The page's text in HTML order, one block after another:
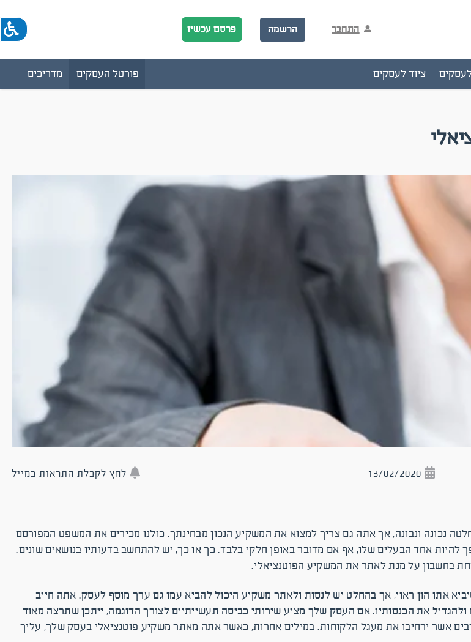
התחבר הרשמה פרסם עכשיו
ציוד לעסקים מדריכים פורטל העסקים
13/02/2020 לחץ לקבלת התראות במייל
נכונה ונבונה, אך אתה גם צריך למצוא את המשקיע הנכון מבחינתך. כולנו מכירים את המשפט המפורסם
אחד הבעלים שלו, אף אם מדובר באופן חלקי בלבד. כך או כך, יש להתחשב בדעותיו בנושאים שונים.
בחשבון על מנת לאתר את המשקיע הפוטנציאלי.
אתו הון ראוי, אך בהחלט יש לנסות ולאתר משקיע היכול להביא עמו גם ערך מוסף לעסק. אתה חייב
את הכנסותיו. אם העסק שלך מציע שירותי כביסה תעשייתיים לצורך הדוגמה, ייתכן שתרצה מאוד
אשר ירחיבו את מעגל הלקוחות. במילים אחרות, כאשר אתה מאתר משקיע פוטנציאלי בעסק שלך, עליך